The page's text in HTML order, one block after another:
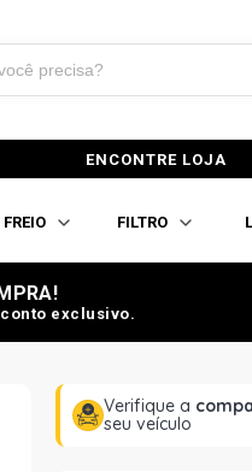
ENCONTRE LOJA
FREIO FILTRO
exclusivo.
Verifique a
seu veículo